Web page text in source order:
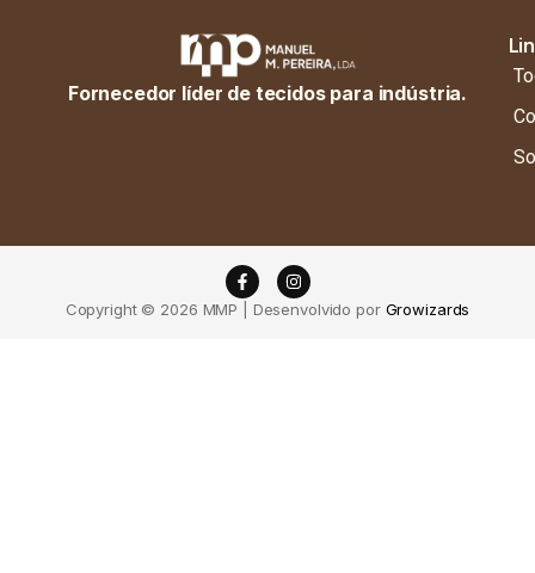
Fornecedor líder de tecidos para indústria.
Copyright © 2026 MMP | Desenvolvido por Growizards